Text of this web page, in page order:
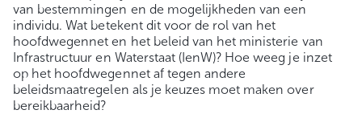
van bestemmingen en de mogelijkheden van een
individu. Wat betekent dit voor de rol van het
hoofdwegennet en het beleid van het ministerie van
Infrastructuur en Waterstaat (IenW)? Hoe weeg je inzet
op het hoofdwegennet af tegen andere
beleidsmaatregelen als je keuzes moet maken over
bereikbaarheid?